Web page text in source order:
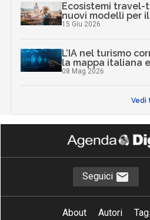
Ecosistemi travel-
nuovi modelli per
15 Giu 2026
L’IA nel turismo
la mappa italiana
08 Mag 2026
Vedi
Seguici
About Autori